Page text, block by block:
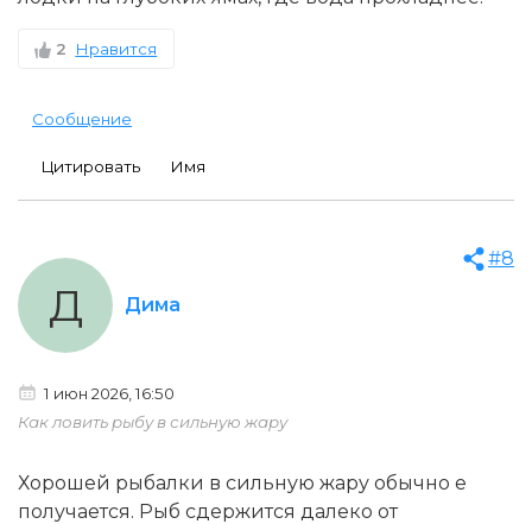
2 Нравится
Сообщение
Цитировать Имя
Дима
Д
#8
1 июн 2026, 16:50
Как ловить рыбу в сильную жару
Хорошей рыбалки в сильную жару обычно е
получается. Рыб сдержится далеко от